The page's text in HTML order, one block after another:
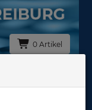
0 Artikel